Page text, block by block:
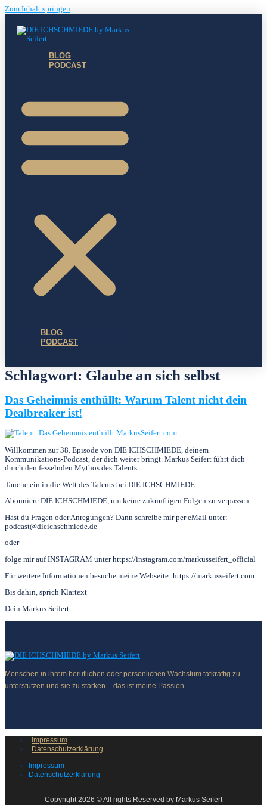
Zum Inhalt springen
BLOG
PODCAST
BLOG
PODCAST
Schlagwort: Glaube an sich selbst
Das Geheimnis enthüllt: Warum Talent nicht dein
Dealbreaker ist!
Willkommen zur 38. Episode von DIE ICHSCHMIEDE, deinem
Kommunikations-Podcast, der dich weiter bringt. Markus Seifert führt dich
durch den fesselnden Mythos des Talents.
Tauche ein in die Welt des Talents bei DIE ICHSCHMIEDE.
Abonniere DIE ICHSCHMIEDE, um keine zukünftigen Folgen zu verpassen.
Hast du Fragen oder Anregungen? Dann schreibe mir per eMail unter:
podcast@dieichschmiede.de
oder
folge mir auf INSTAGRAM unter https://instagram.com/markusseifert_official
Für weitere Informationen besuche meine Webseite: https://markusseifert.com
Bis dahin, sprich Klartext
Dein Markus Seifert.
Menschen in ihrem beruflichen oder persönlichen Wachstum tatkräftig zu
unterstützen und sie zu stärken – das ist meine Passion.
Impressum
Datenschutzerklärung
Impressum
Datenschutzerklärung
Copyright 2026 © All rights Reserved by Markus Seifert